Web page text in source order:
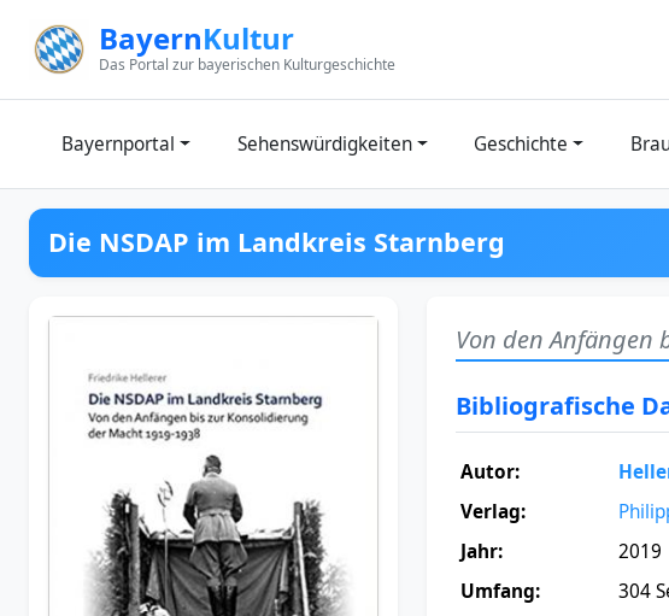
BayernKultur
Das Portal zur bayerischen Kulturgeschichte
Bayernportal Sehenswürdigkeiten Geschichte
Die NSDAP im Landkreis Starnberg
Von den Anfängen
Bibliografische
Autor:
Verlag:
Jahr:
2019
Umfang:
304